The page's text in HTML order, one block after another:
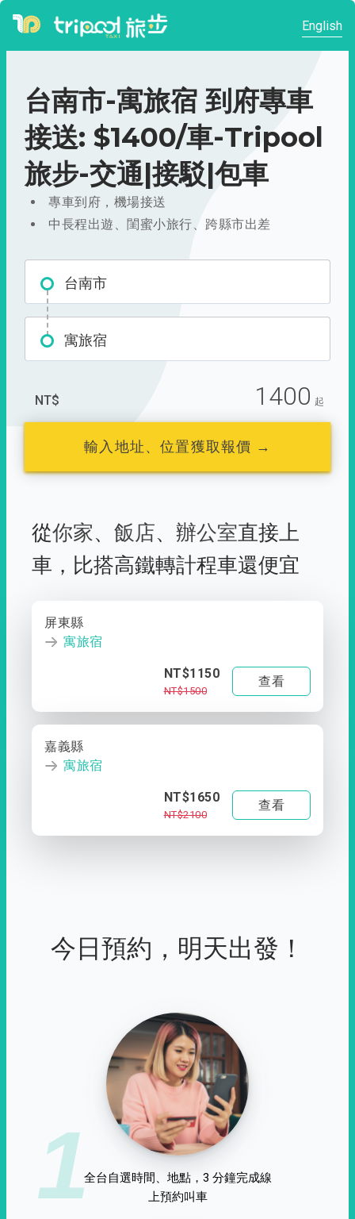
English
台南市-寓旅宿 到府專車
接送: $1400/車-Tripool
旅步-交通|接駁|包車
專車到府，機場接送
中長程出遊、閨蜜小旅行、跨縣市出差
台南市
寓旅宿
NT$ 1400 起
輸入地址、位置獲取報價 →
從你家、 飯店、 辦公室直接上
車， 比搭高鐵轉計程車還便宜
屏東縣
寓旅宿
NT$1150
NT$1500
查看
嘉義縣
寓旅宿
NT$1650
NT$2100
查看
今日預約，明天出發！
1全台自選時間、地點，3 分鐘完成線
上預約叫車